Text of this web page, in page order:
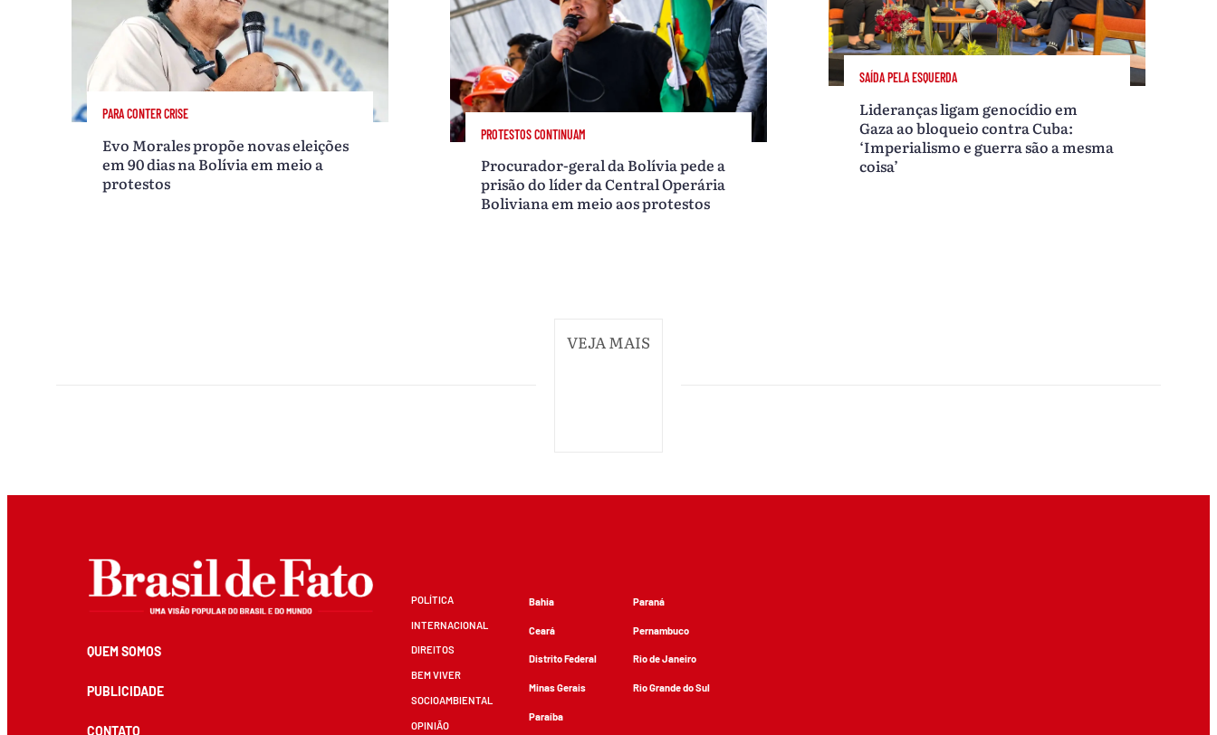
PARA CONTER CRISE
Evo Morales propõe novas eleições
em 90 dias na Bolívia em meio a
protestos
PROTESTOS CONTINUAM
Procurador-geral da Bolívia pede a
prisão do líder da Central Operária
Boliviana em meio aos protestos
SAÍDA PELA ESQUERDA
Lideranças ligam genocídio em
Gaza ao bloqueio contra Cuba:
‘Imperialismo e guerra são a mesma
coisa’
VEJA MAIS
QUEM SOMOS
PUBLICIDADE
CONTATO
POLÍTICA
INTERNACIONAL
DIREITOS
BEM VIVER
SOCIOAMBIENTAL
OPINIÃO
Bahia
Ceará
Distrito Federal
Minas Gerais
Paraíba
Paraná
Pernambuco
Rio de Janeiro
Rio Grande do Sul